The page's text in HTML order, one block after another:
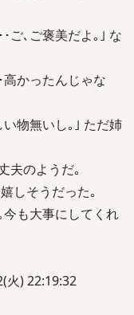
ご､ご褒美だよ｡｣ な
高かったんじゃな
物無いし｡｣ ただ姉
夫のようだ｡
しそうだった｡
も大事にしてくれ
) 22:19:32